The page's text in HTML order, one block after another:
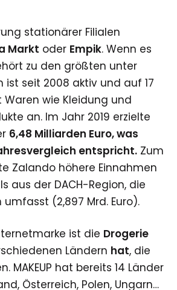
stationärer Filialen
Markt oder Empik. Wenn es
zu den größten unter
ist seit 2008 aktiv und auf 17
wie Kleidung und
an. Im Jahr 2019 erzielte
6,48 Milliarden Euro, was
entspricht. Zum
Zalando höhere Einnahmen
aus der DACH-Region, die
(2,897 Mrd. Euro).
ist die Drogerie
Ländern hat, die
MAKEUP hat bereits 14 Länder
Österreich, Polen, Ungarn…